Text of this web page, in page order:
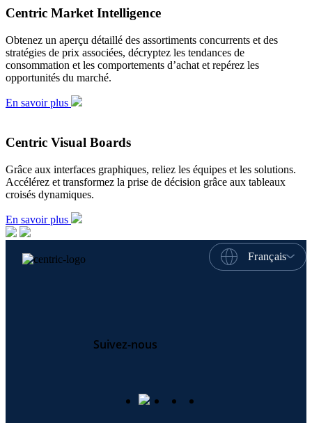
Centric Market Intelligence
Obtenez un aperçu détaillé des assortiments concurrents et des
stratégies de prix associées, décryptez les tendances de
consommation et les comportements d’achat et repérez les
opportunités du marché.
En savoir plus
Centric Visual Boards
Grâce aux interfaces graphiques, reliez les équipes et les solutions.
Accélérez et transformez la prise de décision grâce aux tableaux
croisés dynamiques.
En savoir plus
Français
Suivez-nous